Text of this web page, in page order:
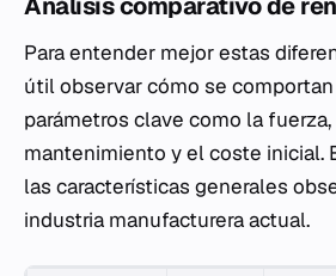
Para entender mejor estas
útil observar cómo se
parámetros clave como la
mantenimiento y el coste inicial.
las características generales
industria manufacturera actual.